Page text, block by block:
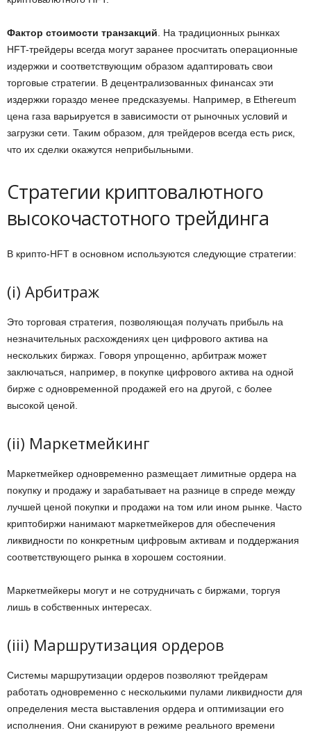
Фактор стоимости транзакций . На традиционных рынках
HFT-трейдеры всегда могут заранее просчитать операционные
издержки и соответствующим образом адаптировать свои
торговые стратегии. В децентрализованных финансах эти
издержки гораздо менее предсказуемы. Например, в Ethereum
цена газа варьируется в зависимости от рыночных условий и
загрузки сети. Таким образом, для трейдеров всегда есть риск,
что их сделки окажутся неприбыльными.
Стратегии криптовалютного
высокочастотного трейдинга
В крипто-HFT в основном используются следующие стратегии:
(i) Арбитраж
Это торговая стратегия, позволяющая получать прибыль на
незначительных расхождениях цен цифрового актива на
нескольких биржах. Говоря упрощенно, арбитраж может
заключаться, например, в покупке цифрового актива на одной
бирже с одновременной продажей его на другой, с более
высокой ценой.
(ii) Маркетмейкинг
Маркетмейкер одновременно размещает лимитные ордера на
покупку и продажу и зарабатывает на разнице в спреде между
лучшей ценой покупки и продажи на том или ином рынке. Часто
криптобиржи нанимают маркетмейкеров для обеспечения
ликвидности по конкретным цифровым активам и поддержания
соответствующего рынка в хорошем состоянии.
Маркетмейкеры могут и не сотрудничать с биржами, торгуя
лишь в собственных интересах.
(iii) Маршрутизация ордеров
Системы маршрутизации ордеров позволяют трейдерам
работать одновременно с несколькими пулами ликвидности для
определения места выставления ордера и оптимизации его
исполнения. Они сканируют в режиме реального времени